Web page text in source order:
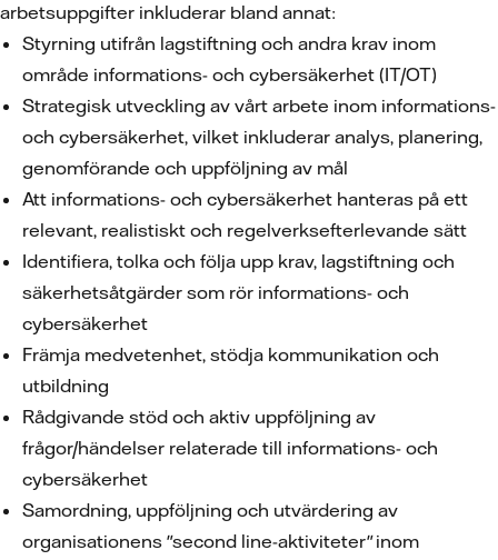
arbetsuppgifter inkluderar bland annat:
Styrning utifrån lagstiftning och andra krav inom
område informations- och cybersäkerhet (IT/OT)
Strategisk utveckling av vårt arbete inom informations-
och cybersäkerhet, vilket inkluderar analys, planering,
genomförande och uppföljning av mål
Att informations- och cybersäkerhet hanteras på ett
relevant, realistiskt och regelverksefterlevande sätt
Identifiera, tolka och följa upp krav, lagstiftning och
säkerhetsåtgärder som rör informations- och
cybersäkerhet
Främja medvetenhet, stödja kommunikation och
utbildning
Rådgivande stöd och aktiv uppföljning av
frågor/händelser relaterade till informations- och
cybersäkerhet
Samordning, uppföljning och utvärdering av
organisationens "second line-aktiviteter" inom